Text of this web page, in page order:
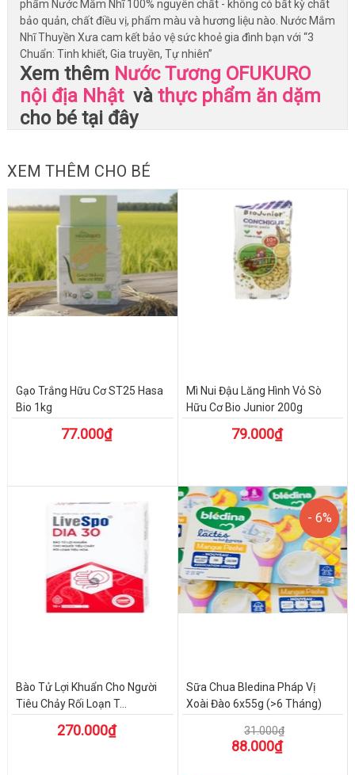
phẩm Nước Mắm Nhĩ 100% nguyên chất - không có bất kỳ chất
bảo quản, chất điều vị, phẩm màu và hương liệu nào. Nước Mắm
Nhĩ Thuyền Xưa cam kết bảo vệ sức khoẻ gia đình bạn với “3
Chuẩn: Tinh khiết, Gia truyền, Tự nhiên”
Xem thêm Nước Tương OFUKURO
nội địa Nhậtvà thực phẩm ăn dặm
cho bé tại đây
XEM THÊM CHO BÉ
Gạo Trắng Hữu Cơ ST25 Hasa
Bio 1kg
77.000₫
Mì Nui Đậu Lăng Hình Vỏ Sò
Hữu Cơ Bio Junior 200g
79.000₫
Bào Tử Lợi Khuẩn Cho Người
Tiêu Chảy Rối Loạn T...
270.000₫
- 6%
Sữa Chua Bledina Pháp Vị
Xoài Đào 6x55g (>6 Tháng)
31.000₫
88.000₫
- 6%